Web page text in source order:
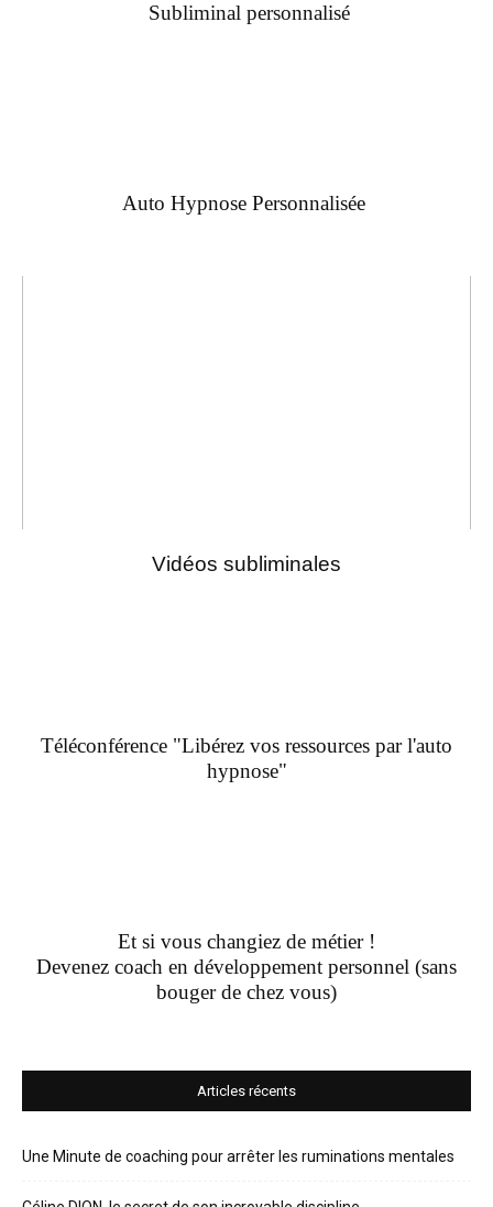
Subliminal personnalisé
Auto Hypnose Personnalisée
Vidéos subliminales
Téléconférence "Libérez vos ressources par l'auto
hypnose"
Et si vous changiez de métier !
Devenez coach en développement personnel (sans
bouger de chez vous)
Articles récents
Une Minute de coaching pour arrêter les ruminations mentales